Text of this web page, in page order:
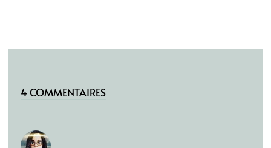
4 COMMENTAIRES